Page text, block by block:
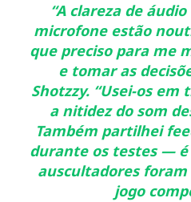
“A clareza de
microfone estão
que preciso para me
e tomar as
Shotzzy. “Usei-os em
a nitidez do som
Também partilhei
durante os testes —
auscultadores
jogo